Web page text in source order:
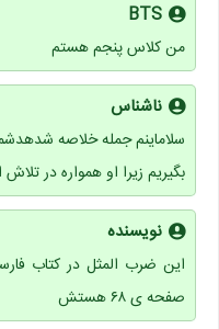
BTS
من کلاس پنجم هستم
ناشناس
سلاماینم جمله خلاصه
بگیریم زیرا او همواره در
نویسنده
این ضرب المثل در کتاب
صفحه ی ۶۸ هستش